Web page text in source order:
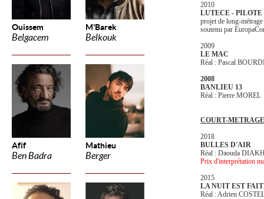
Ouissem
Belgacem
M'Barek
Belkouk
Afif
Ben Badra
Mathieu
Berger
2010
LUTECE - PILOTE
projet de long-métrage
soutenu par
2009
LE MAC
Réal : Pascal
2008
BANLIEU 13
Réal : Pierre MOREL
COURT-
2018
BULLES D'AIR
Réal : Daouda
Prix d'interprétation
2015
LA NUIT EST
Réal : Adrien